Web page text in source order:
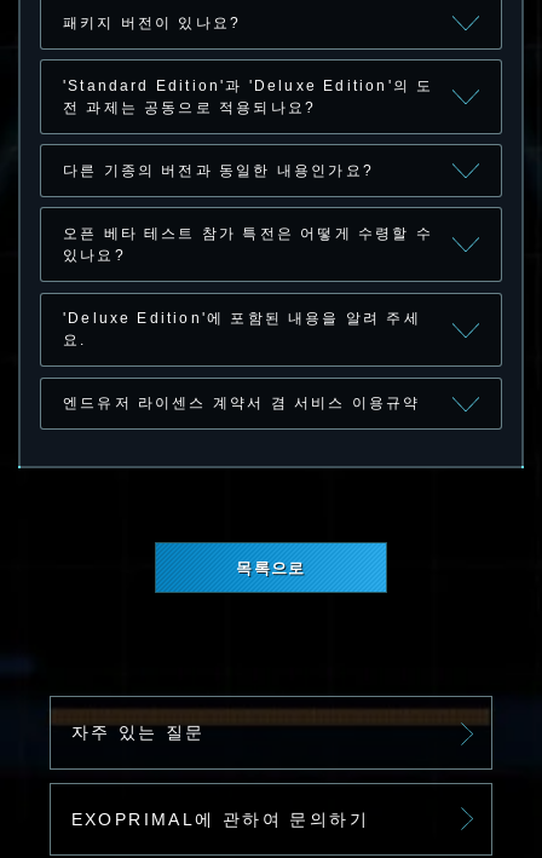
패키지 버전이 있나요?
'Standard Edition'과 'Deluxe Edition'의 도
전 과제는 공동으로 적용되나요?
다른 기종의 버전과 동일한 내용인가요?
오픈 베타 테스트 참가 특전은 어떻게 수령할 수
있나요?
'Deluxe Edition'에 포함된 내용을 알려 주세
요.
엔드유저 라이센스 계약서 겸 서비스 이용규약
목록으로
자주 있는 질문
EXOPRIMAL에 관하여 문의하기